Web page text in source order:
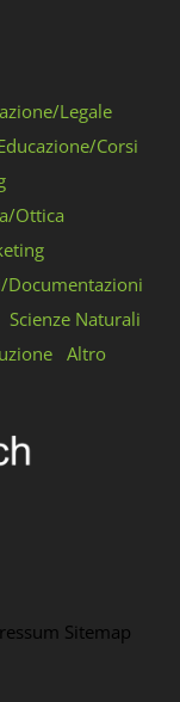
Legale
Corsi
Ottica
Documentazioni
Scienze Naturali
Altro
Sitemap